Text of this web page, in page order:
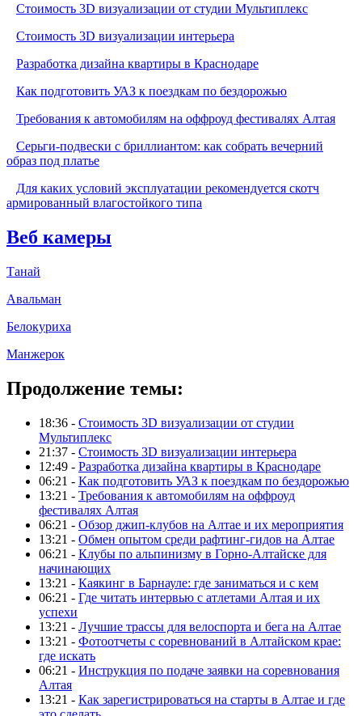
Стоимость 3D визуализации от студии Мультиплекс
Стоимость 3D визуализации интерьера
Разработка дизайна квартиры в Краснодаре
Как подготовить УАЗ к поездкам по бездорожью
Требования к автомобилям на оффроуд фестивалях Алтая
Серьги-подвески с бриллиантом: как собрать вечерний
образ под платье
Для каких условий эксплуатации рекомендуется скотч
армированный влагостойкого типа
Веб камеры
Танай
Авальман
Белокуриха
Манжерок
Продолжение темы:
18:36 - Стоимость 3D визуализации от студии
Мультиплекс
21:37 - Стоимость 3D визуализации интерьера
12:49 - Разработка дизайна квартиры в Краснодаре
06:21 - Как подготовить УАЗ к поездкам по бездорожью
13:21 - Требования к автомобилям на оффроуд
фестивалях Алтая
06:21 - Обзор джип-клубов на Алтае и их мероприятия
13:21 - Обмен опытом среди рафтинг-гидов на Алтае
06:21 - Клубы по альпинизму в Горно-Алтайске для
начинающих
13:21 - Каякинг в Барнауле: где заниматься и с кем
06:21 - Где читать интервью с атлетами Алтая и их
успехи
13:21 - Лучшие трассы для велоспорта и бега на Алтае
13:21 - Фотоотчеты с соревнований в Алтайском крае:
где искать
06:21 - Инструкция по подаче заявки на соревнования
Алтая
13:21 - Как зарегистрироваться на старты в Алтае и где